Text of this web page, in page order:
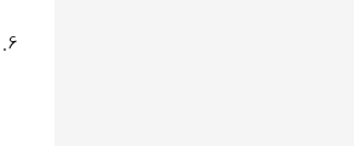
6. در آخر باید On Hook به شما نمایش داده شود.